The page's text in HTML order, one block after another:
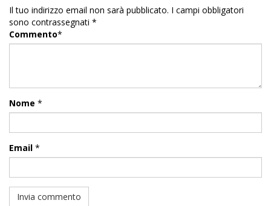
Il tuo indirizzo email non sarà pubblicato. I campi obbligatori
sono contrassegnati *
Commento*
Nome *
Email *